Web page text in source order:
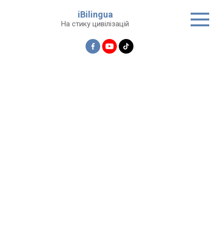
iBilingua
На стику цивілізацій